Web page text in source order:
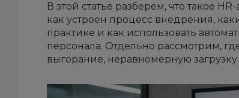
В этой статье разберем, что такое
как устроен процесс внедрения,
практике и как использовать
персонала. Отдельно рассмотрим,
выгорание, неравномерную